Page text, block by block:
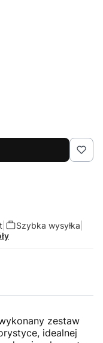
| Szybka wysyłka
zestaw
idealnej